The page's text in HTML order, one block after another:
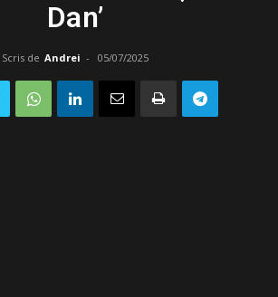
Dan’
Scris de Andrei - 05/07/2025